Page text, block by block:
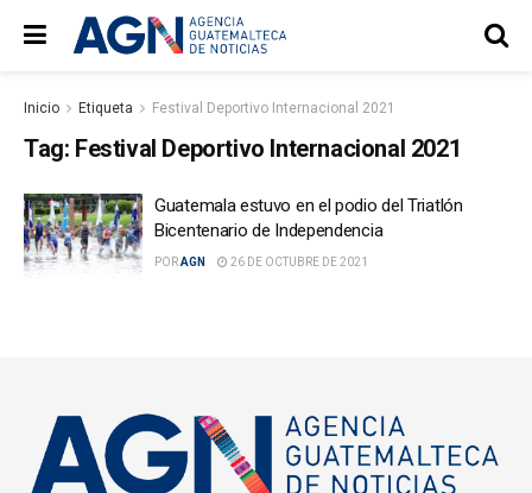
Inicio Etiqueta Festival Deportivo Internacional 2021
Tag: Festival Deportivo Internacional 2021
Guatemala estuvo en el podio del Triatlón
Bicentenario de Independencia
PORAGN 26 DE OCTUBRE DE 2021